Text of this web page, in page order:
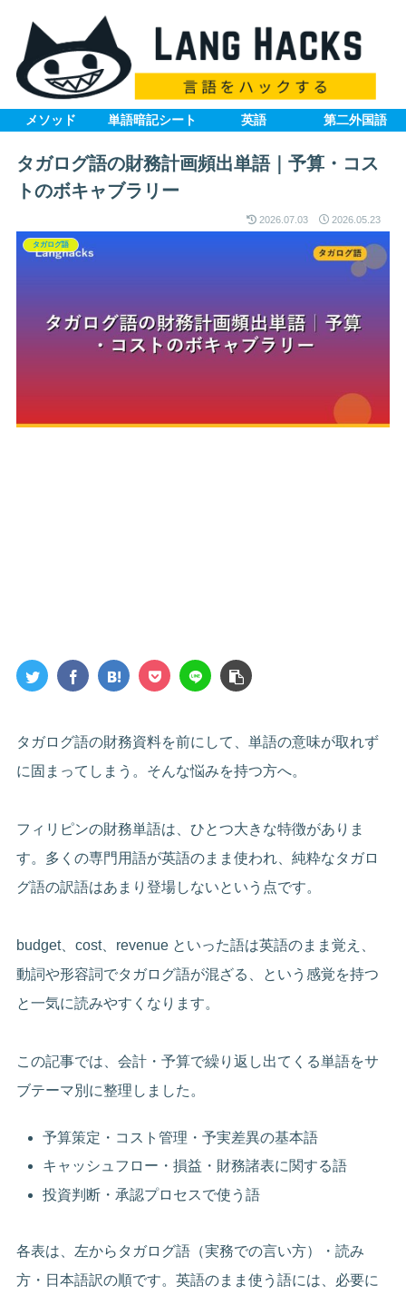
メソッド 単語暗記シート 英語 第二外国語
タガログ語の財務計画頻出単語｜予算・コス
トのボキャブラリー
2026.07.03 2026.05.23
タガログ語
タガログ語の財務資料を前にして、単語の意味が取れず
に固まってしまう。そんな悩みを持つ方へ。
フィリピンの財務単語は、ひとつ大きな特徴がありま
す。多くの専門用語が英語のまま使われ、純粋なタガロ
グ語の訳語はあまり登場しないという点です。
budget、cost、revenue といった語は英語のまま覚え、
動詞や形容詞でタガログ語が混ざる、という感覚を持つ
と一気に読みやすくなります。
この記事では、会計・予算で繰り返し出てくる単語をサ
ブテーマ別に整理しました。
予算策定・コスト管理・予実差異の基本語
キャッシュフロー・損益・財務諸表に関する語
投資判断・承認プロセスで使う語
各表は、左からタガログ語（実務での言い方）・読み
方・日本語訳の順です。英語のまま使う語には、必要に